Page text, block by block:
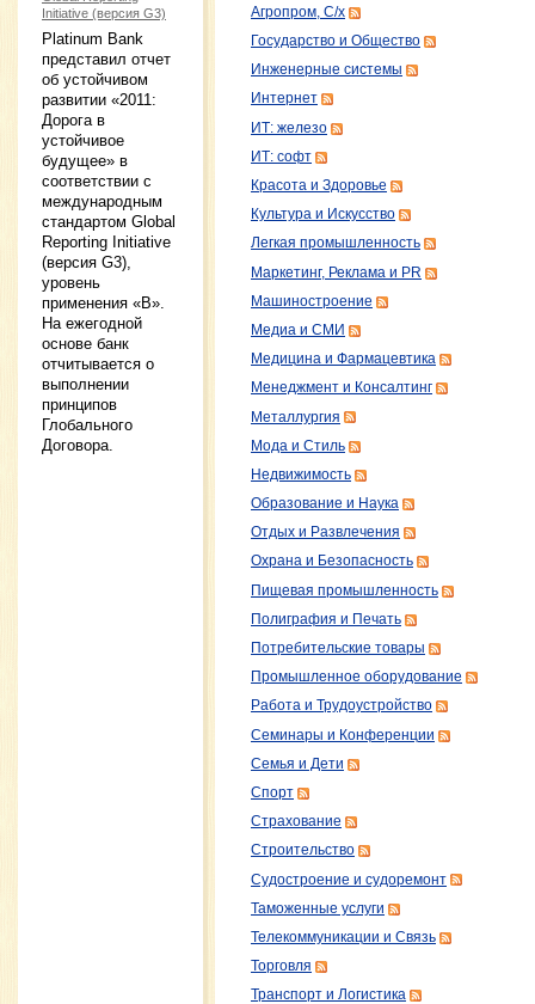
Initiative (версия G3)
Platinum Bank
представил отчет
об устойчивом
развитии «2011:
Дорога в
устойчивое
будущее» в
соответствии с
международным
стандартом Global
Reporting Initiative
(версия G3),
уровень
применения «B».
На ежегодной
основе банк
отчитывается о
выполнении
принципов
Глобального
Договора.
Агропром, С/х
Государство и Общество
Инженерные системы
Интернет
ИТ: железо
ИТ: софт
Красота и Здоровье
Культура и Искусство
Легкая промышленность
Маркетинг, Реклама и PR
Машиностроение
Медиа и СМИ
Медицина и Фармацевтика
Менеджмент и Консалтинг
Металлургия
Мода и Стиль
Недвижимость
Образование и Наука
Отдых и Развлечения
Охрана и Безопасность
Пищевая промышленность
Полиграфия и Печать
Потребительские товары
Промышленное оборудование
Работа и Трудоустройство
Семинары и Конференции
Семья и Дети
Спорт
Страхование
Строительство
Судостроение и судоремонт
Таможенные услуги
Телекоммуникации и Связь
Торговля
Транспорт и Логистика